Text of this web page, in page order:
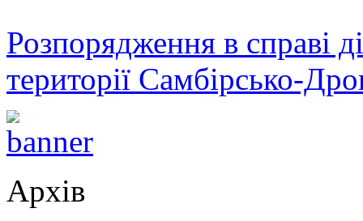
Розпорядження в справі
території Самбірсько-
Архів